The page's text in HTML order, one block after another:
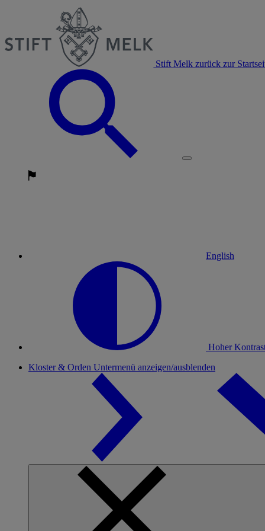
Stift Melk zurück zur
English
Hoher
Kloster & Orden Untermenü anzeigen/ausblenden